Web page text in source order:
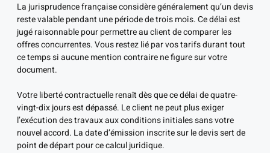
La jurisprudence française considère généralement qu’un devis
reste valable pendant une période de trois mois. Ce délai est
jugé raisonnable pour permettre au client de comparer les
offres concurrentes. Vous restez lié par vos tarifs durant tout
ce temps si aucune mention contraire ne figure sur votre
document.
Votre liberté contractuelle renaît dès que ce délai de quatre-
vingt-dix jours est dépassé. Le client ne peut plus exiger
l’exécution des travaux aux conditions initiales sans votre
nouvel accord. La date d’émission inscrite sur le devis sert de
point de départ pour ce calcul juridique.